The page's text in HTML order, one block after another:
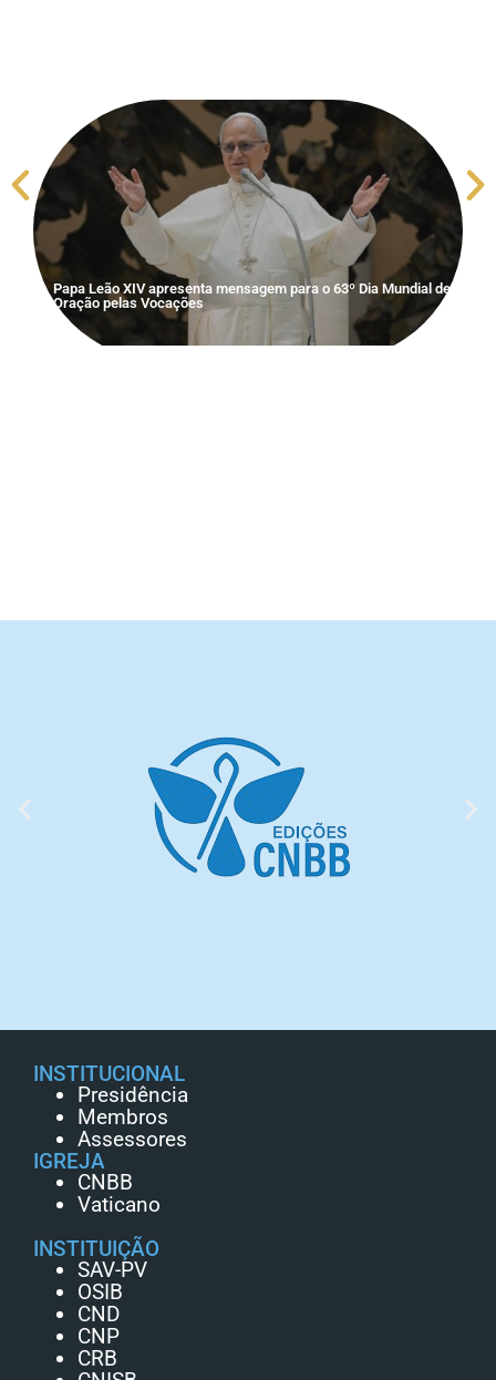
Papa Leão XIV apresenta mensagem para o 63º Dia Mundial de
Oração pelas Vocações
INSTITUCIONAL
Presidência
Membros
Assessores
IGREJA
CNBB
Vaticano
INSTITUIÇÃO
SAV-PV
OSIB
CND
CNP
CRB